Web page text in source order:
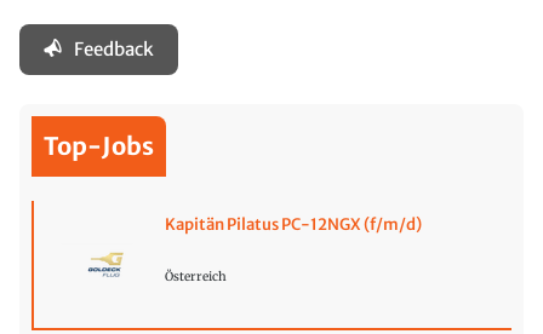
Feedback
Top-Jobs
Kapitän Pilatus PC-12NGX (f/m/d)
Österreich